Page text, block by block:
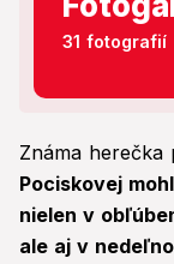
31 fotografií
Známa herečka
Pociskovej
nielen v
ale aj v